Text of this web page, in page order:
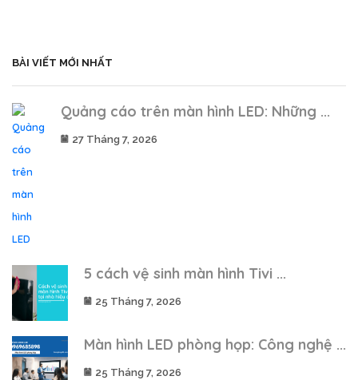
BÀI VIẾT MỚI NHẤT
Quảng cáo trên màn hình LED: Những ...
27 Tháng 7, 2026
5 cách vệ sinh màn hình Tivi ...
25 Tháng 7, 2026
Màn hình LED phòng họp: Công nghệ ...
25 Tháng 7, 2026